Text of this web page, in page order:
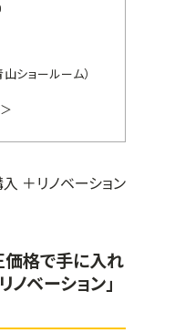
ショールーム）
格で手に入れ
ノベーション」